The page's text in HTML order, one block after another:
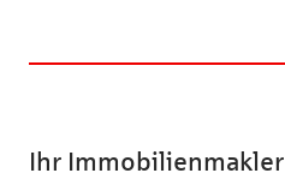
Ihr Immobilienmakler